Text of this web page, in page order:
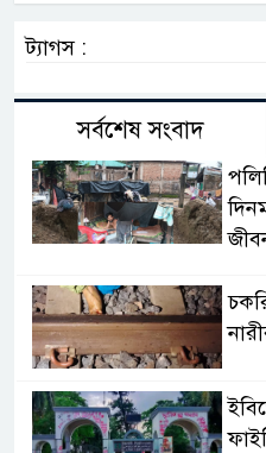
ট্যাগস :
সর্বশেষ সংবাদ